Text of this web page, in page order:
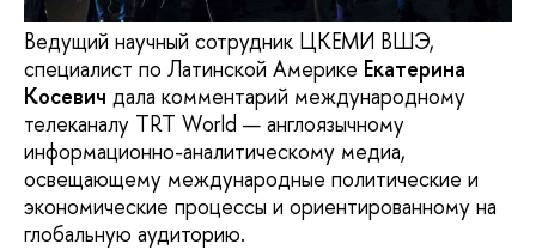
Ведущий научный сотрудник ЦКЕМИ ВШЭ,
специалист по Латинской Америке Екатерина
Косевич дала комментарий международному
телеканалу TRT World — англоязычному
информационно-аналитическому медиа,
освещающему международные политические и
экономические процессы и ориентированному на
глобальную аудиторию.